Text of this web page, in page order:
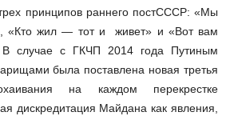
принципов раннего пост­СССР: «Мы
«Кто жил — тот и живет» и «Вот вам
В случае с ГКЧП 2014 года Путиным
была поставлена новая третья
на каждом перекрестке
дискредитация Майдана как явления,